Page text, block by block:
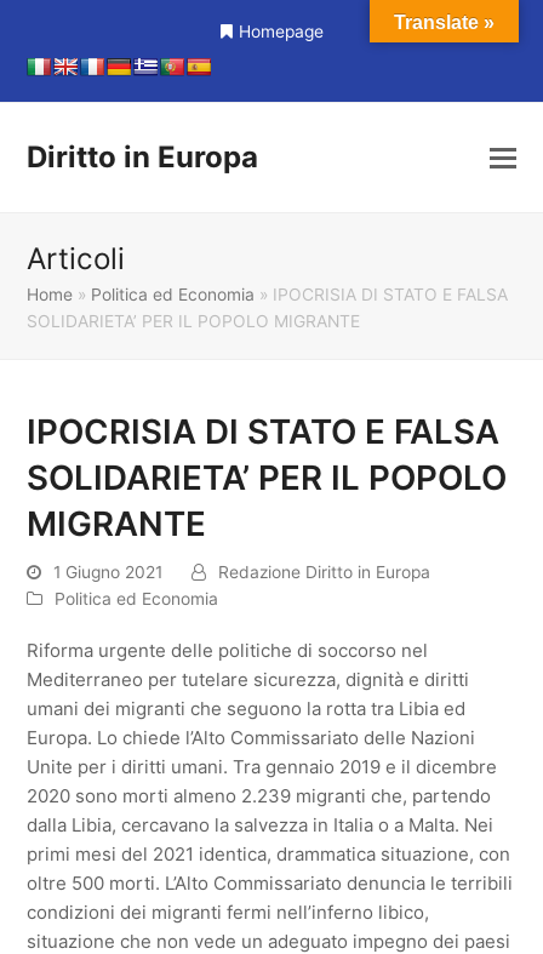
Homepage
Diritto in Europa
Articoli
Home » Politica ed Economia » IPOCRISIA DI STATO E FALSA
SOLIDARIETA’ PER IL POPOLO MIGRANTE
IPOCRISIA DI STATO E FALSA
SOLIDARIETA’ PER IL POPOLO
MIGRANTE
1 Giugno 2021
Redazione Diritto in Europa
Politica ed Economia
Riforma urgente delle politiche di soccorso nel
Mediterraneo per tutelare sicurezza, dignità e diritti
umani dei migranti che seguono la rotta tra Libia ed
Europa. Lo chiede l’Alto Commissariato delle Nazioni
Unite per i diritti umani. Tra gennaio 2019 e il dicembre
2020 sono morti almeno 2.239 migranti che, partendo
dalla Libia, cercavano la salvezza in Italia o a Malta. Nei
primi mesi del 2021 identica, drammatica situazione, con
oltre 500 morti. L’Alto Commissariato denuncia le terribili
condizioni dei migranti fermi nell’inferno libico,
situazione che non vede un adeguato impegno dei paesi
Translate »